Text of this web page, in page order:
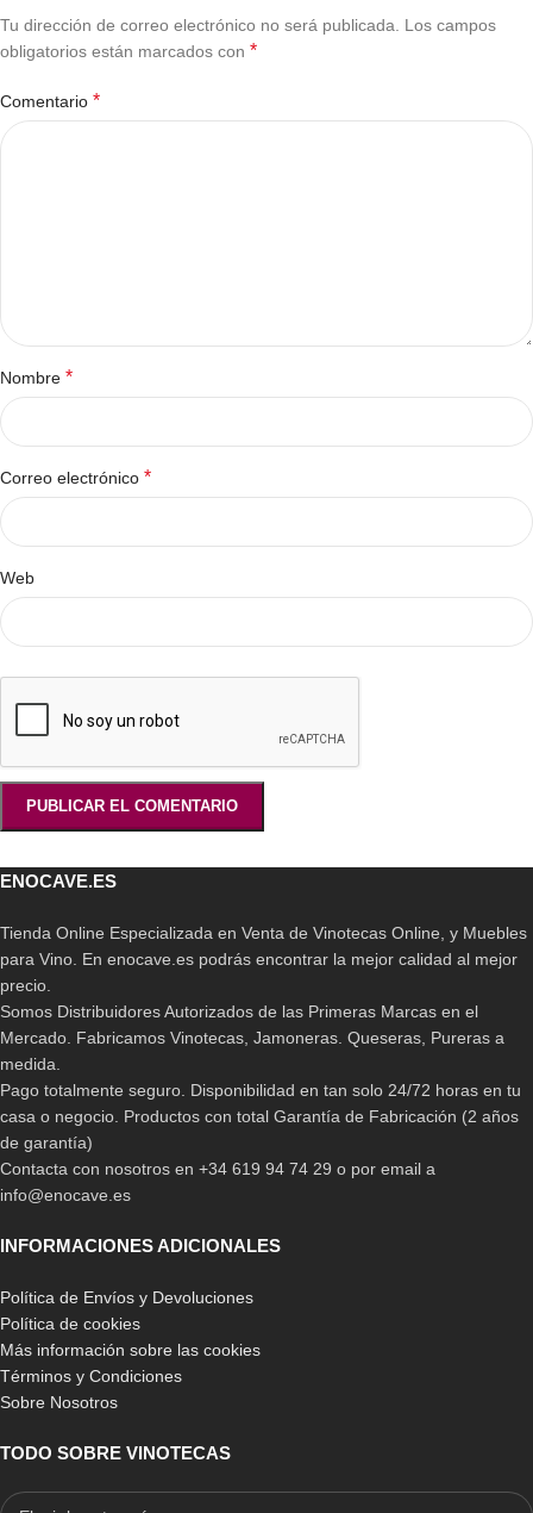
Tu dirección de correo electrónico no será publicada. Los campos
obligatorios están marcados con *
Comentario *
Nombre *
Correo electrónico *
Web
ENOCAVE.ES
Tienda Online Especializada en Venta de Vinotecas Online, y Muebles
para Vino. En enocave.es podrás encontrar la mejor calidad al mejor
precio.
Somos Distribuidores Autorizados de las Primeras Marcas en el
Mercado. Fabricamos Vinotecas, Jamoneras. Queseras, Pureras a
medida.
Pago totalmente seguro. Disponibilidad en tan solo 24/72 horas en tu
casa o negocio. Productos con total Garantía de Fabricación (2 años
de garantía)
Contacta con nosotros en +34 619 94 74 29 o por email a
info@enocave.es
INFORMACIONES ADICIONALES
Política de Envíos y Devoluciones
Política de cookies
Más información sobre las cookies
Términos y Condiciones
Sobre Nosotros
TODO SOBRE VINOTECAS